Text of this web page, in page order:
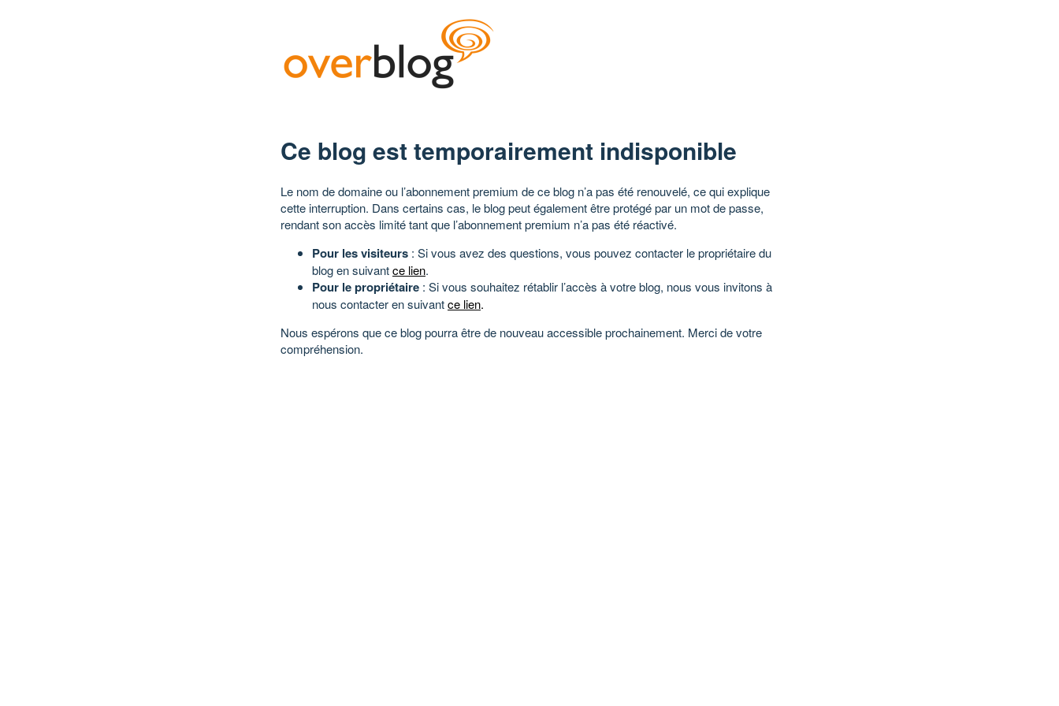
Ce blog est temporairement indisponible
Le nom de domaine ou l’abonnement premium de ce blog n’a pas été renouvelé, ce qui explique
cette interruption. Dans certains cas, le blog peut également être protégé par un mot de passe,
rendant son accès limité tant que l’abonnement premium n’a pas été réactivé.
Pour les visiteurs : Si vous avez des questions, vous pouvez contacter le propriétaire du
blog en suivantce lien.
Pour le propriétaire : Si vous souhaitez rétablir l’accès à votre blog, nous vous invitons à
nous contacter en suivantce lien.
Nous espérons que ce blog pourra être de nouveau accessible prochainement. Merci de votre
compréhension.